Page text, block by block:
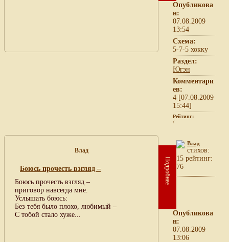
Опубликова
н:
07.08.2009
13:54
Схема:
5-7-5 хокку
Раздел:
Югэн
Комментари
ев:
4 [07.08.2009
15:44]
Рейтинг:
/
Влад
Боюсь прочесть взгляд –
Боюсь прочесть взгляд –
приговор навсегда мне.
Услышать боюсь:
Без тебя было плохо, любимый –
С тобой стало хуже...
Подробнее
Влад
cтихов:
15 рейтинг:
76
Опубликова
н:
07.08.2009
13:06